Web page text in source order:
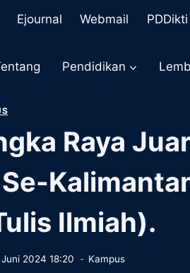
Ejournal Webmail PDDikti
Pendidikan
Raya
Ilmiah).
2024 18:20 Kampus